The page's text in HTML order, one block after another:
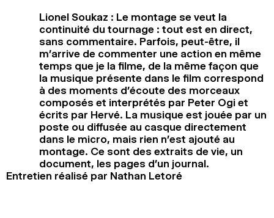
Lionel Soukaz : Le montage se veut la
continuité du tournage : tout est en direct,
sans commentaire. Parfois, peut-être, il
m’arrive de commenter une action en même
temps que je la filme, de la même façon que
la musique présente dans le film correspond
à des moments d’écoute des morceaux
composés et interprétés par Peter Ogi et
écrits par Hervé. La musique est jouée par un
poste ou diffusée au casque directement
dans le micro, mais rien n’est ajouté au
montage. Ce sont des extraits de vie, un
document, les pages d’un journal.
Entretien réalisé par Nathan Letoré